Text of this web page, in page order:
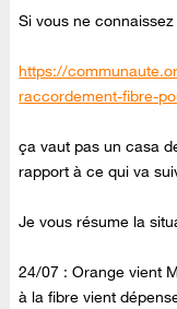
Si vous ne
https://
raccordement-fibre-
ça vaut pas un casa
rapport à ce qui va
Je vous résume la
24/07 : Orange vient
à la fibre vient